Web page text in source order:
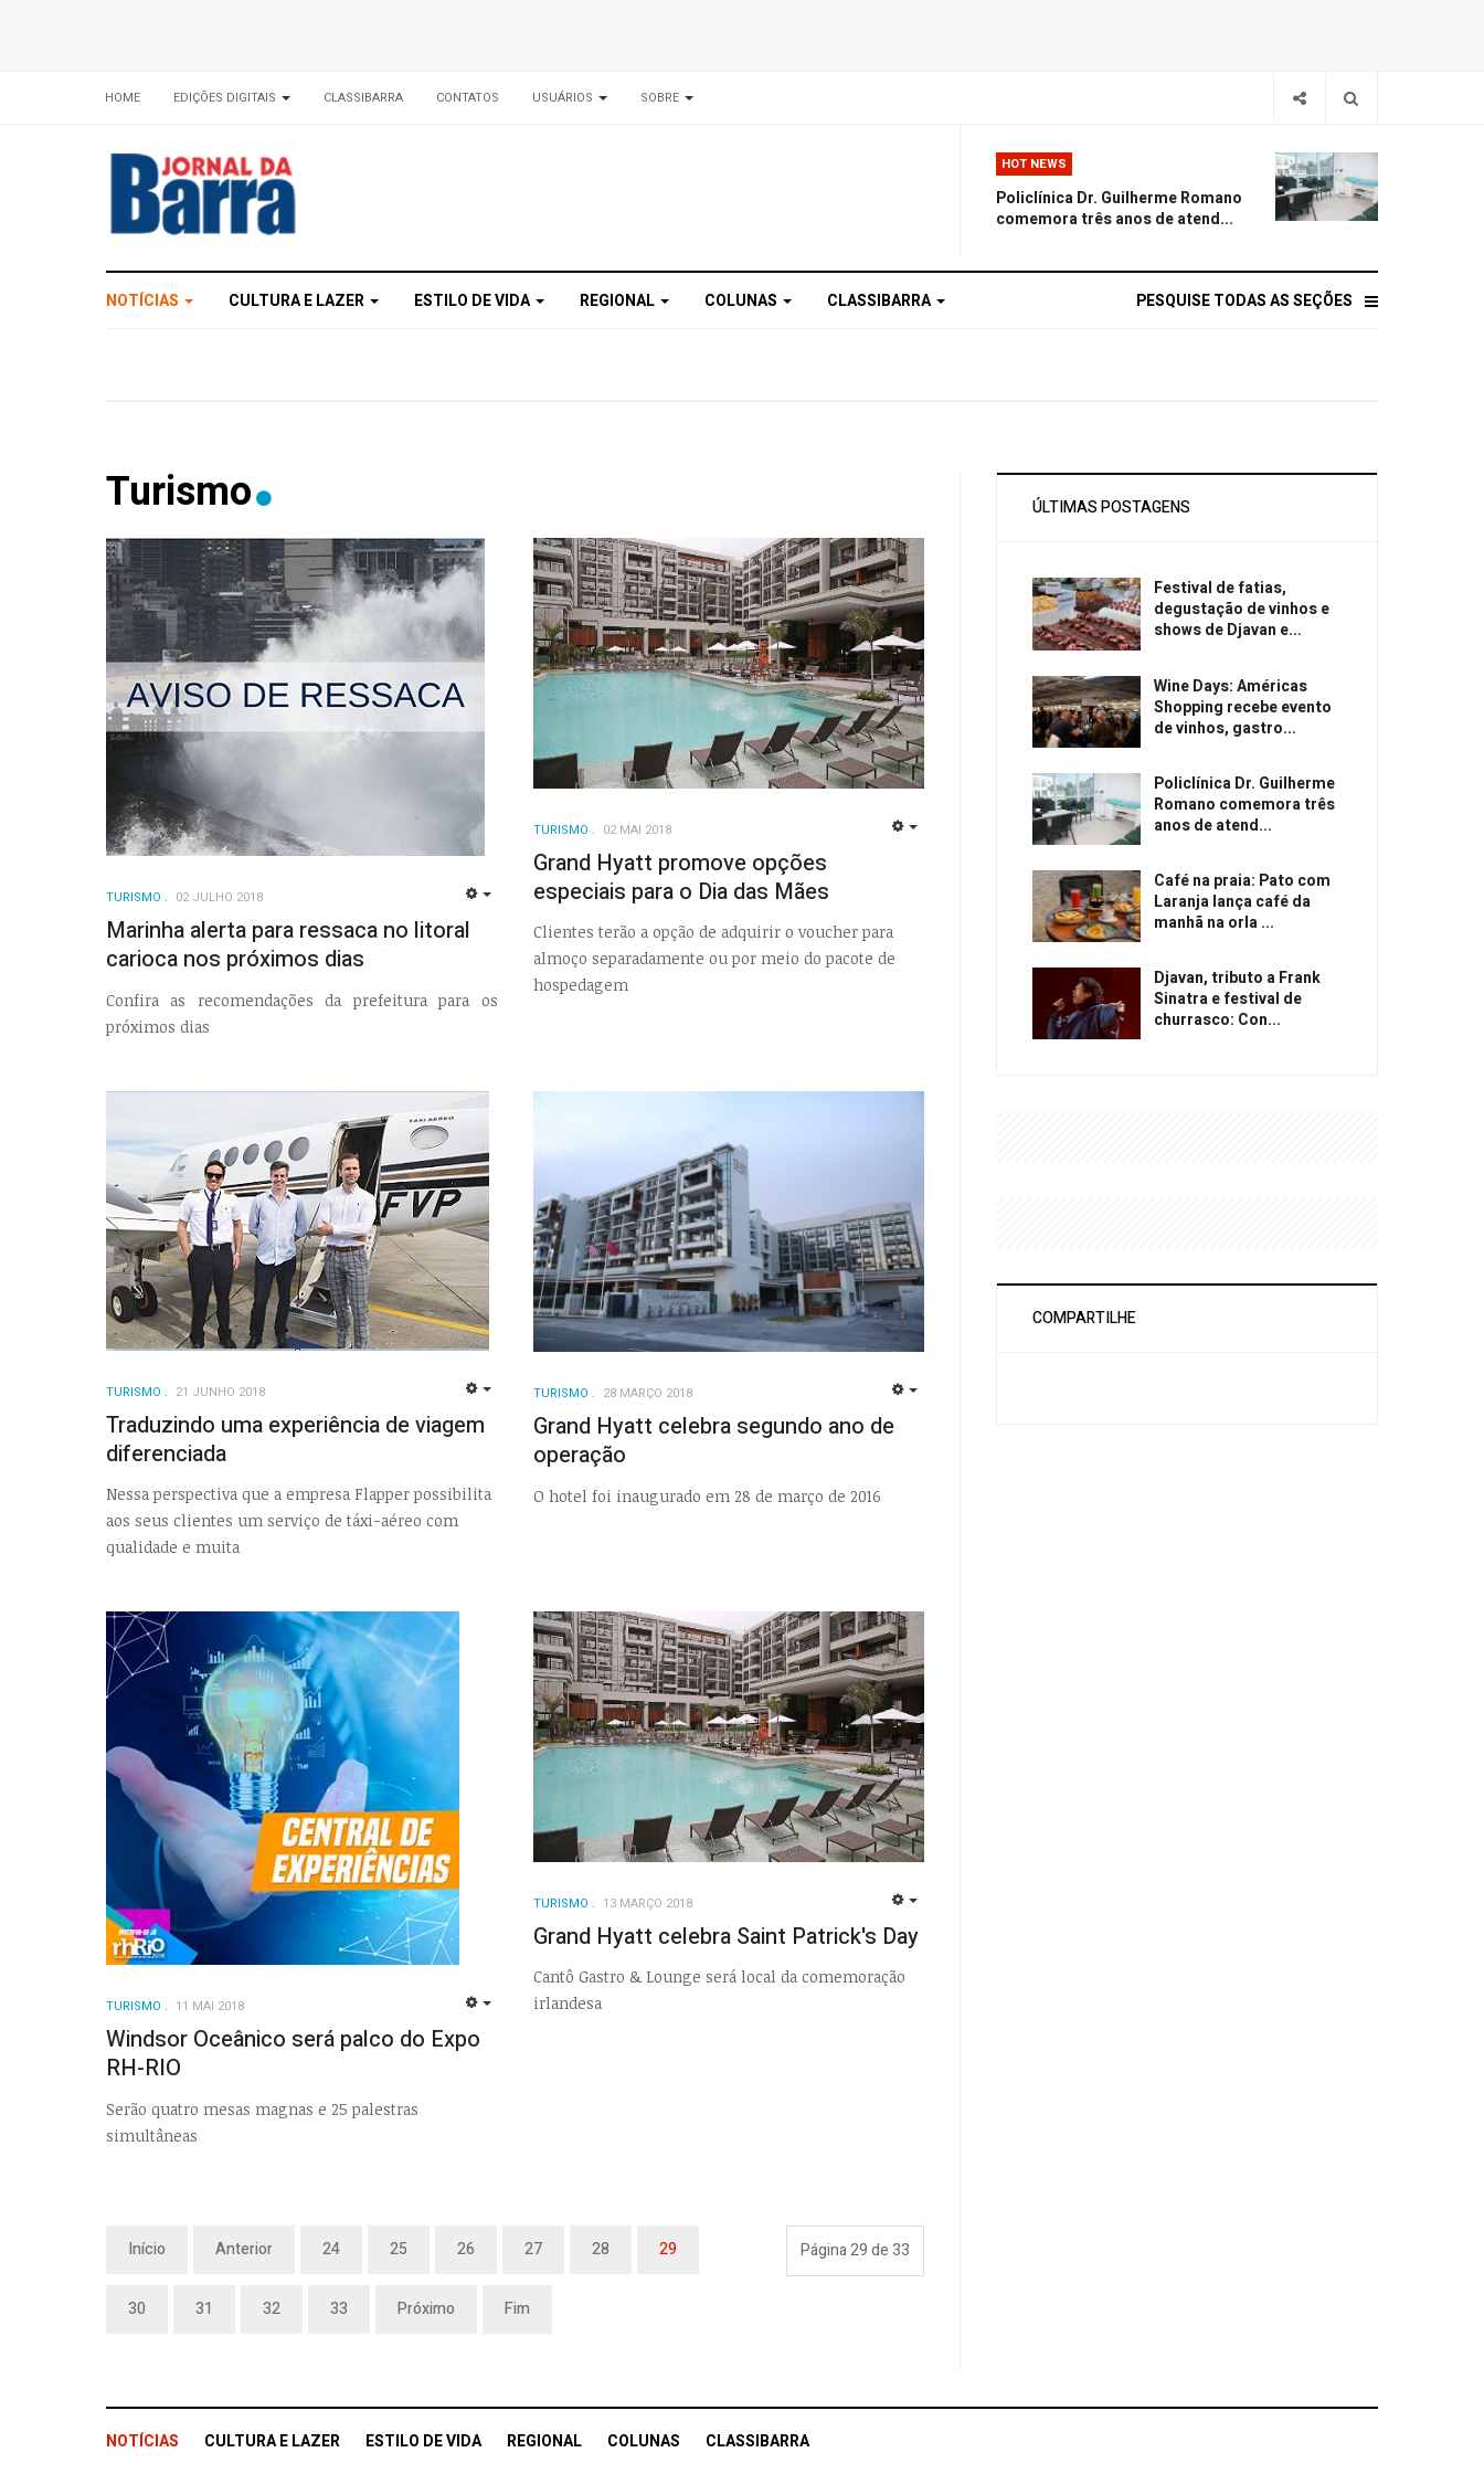
HOME EDIÇÕES DIGITAIS CLASSIBARRA CONTATOS USUÁRIOS SOBRE
HOT NEWS
Policlínica Dr. Guilherme Romano
comemora três anos de atend...
NOTÍCIAS CULTURA E LAZER ESTILO DE VIDA REGIONAL COLUNAS CLASSIBARRA PESQUISE TODAS AS SEÇÕES
Turismo
TURISMO 02 JULHO 2018
Marinha alerta para ressaca no litoral
carioca nos próximos dias
Confira as recomendações da prefeitura para os
próximos dias
TURISMO 02 MAI 2018
Grand Hyatt promove opções
especiais para o Dia das Mães
Clientes terão a opção de adquirir o voucher para
almoço separadamente ou por meio do pacote de
hospedagem
TURISMO 21 JUNHO 2018
Traduzindo uma experiência de viagem
diferenciada
Nessa perspectiva que a empresa Flapper possibilita
aos seus clientes um serviço de táxi-aéreo com
qualidade e muita
TURISMO 28 MARÇO 2018
Grand Hyatt celebra segundo ano de
operação
O hotel foi inaugurado em 28 de março de 2016
TURISMO 11 MAI 2018
Windsor Oceânico será palco do Expo
RH-RIO
Serão quatro mesas magnas e 25 palestras
simultâneas
TURISMO 13 MARÇO 2018
Grand Hyatt celebra Saint Patrick's Day
Cantô Gastro & Lounge será local da comemoração
irlandesa
Página 29 de 33
Início Anterior 24 25 26 27 28 29
30 31 32 33 Próximo Fim
ÚLTIMAS POSTAGENS
Festival de fatias,
degustação de vinhos e
shows de Djavan e...
Wine Days: Américas
Shopping recebe evento
de vinhos, gastro...
Policlínica Dr. Guilherme
Romano comemora três
anos de atend...
Café na praia: Pato com
Laranja lança café da
manhã na orla ...
Djavan, tributo a Frank
Sinatra e festival de
churrasco: Con...
COMPARTILHE
NOTÍCIAS CULTURA E LAZER ESTILO DE VIDA REGIONAL COLUNAS CLASSIBARRA